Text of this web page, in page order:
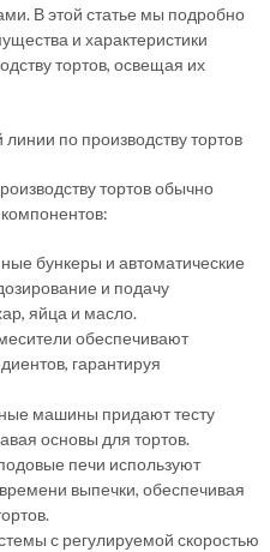
В этой статье мы подробно
и характеристики
тортов, освещая их
по производству тортов
тортов обычно
бункеры и автоматические
и подачу
яйца и масло.
обеспечивают
гарантируя
машины придают тесту
основы для тортов.
печи используют
выпечки, обеспечивая
с регулируемой скоростью